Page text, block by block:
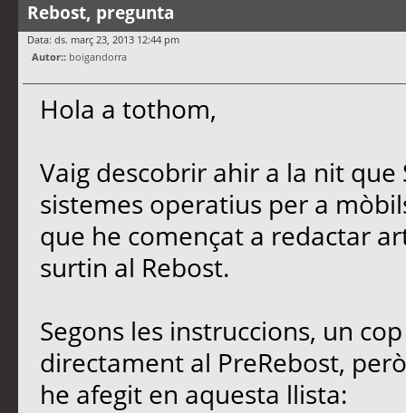
Rebost, pregunta
Data: ds. març 23, 2013 12:44 pm
Autor:: boigandorra
Hola a tothom,
Vaig descobrir ahir a la nit
sistemes operatius per a
que he començat a redactar
surtin al Rebost.
Segons les instruccions, un
directament al PreRebost,
he afegit en aquesta llista: